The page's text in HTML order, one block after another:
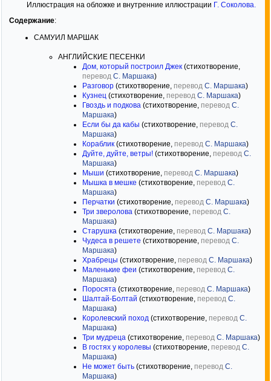
Иллюстрация на обложке и внутренние иллюстрации Г. Соколова.
Содержание:
САМУИЛ МАРШАК
АНГЛИЙСКИЕ ПЕСЕНКИ
Дом, который построил Джек (стихотворение,
перевод С. Маршака)
Разговор (стихотворение, перевод С. Маршака)
Кузнец (стихотворение, перевод С. Маршака)
Гвоздь и подкова (стихотворение, перевод С.
Маршака)
Если бы да кабы (стихотворение, перевод С.
Маршака)
Кораблик (стихотворение, перевод С. Маршака)
Дуйте, дуйте, ветры! (стихотворение, перевод С.
Маршака)
Мыши (стихотворение, перевод С. Маршака)
Мышка в мешке (стихотворение, перевод С.
Маршака)
Перчатки (стихотворение, перевод С. Маршака)
Три зверолова (стихотворение, перевод С.
Маршака)
Старушка (стихотворение, перевод С. Маршака)
Чудеса в решете (стихотворение, перевод С.
Маршака)
Храбрецы (стихотворение, перевод С. Маршака)
Маленькие феи (стихотворение, перевод С.
Маршака)
Поросята (стихотворение, перевод С. Маршака)
Шалтай-Болтай (стихотворение, перевод С.
Маршака)
Королевский поход (стихотворение, перевод С.
Маршака)
Три мудреца (стихотворение, перевод С. Маршака)
В гостях у королевы (стихотворение, перевод С.
Маршака)
Не может быть (стихотворение, перевод С.
Маршака)